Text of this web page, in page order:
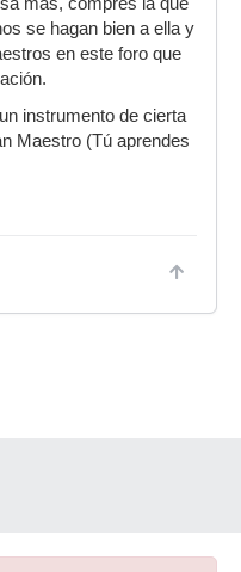
se hagan bien a ella y
en este foro que
instrumento de cierta
Maestro (Tú aprendes